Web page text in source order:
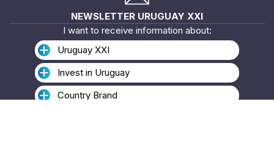
NEWSLETTER URUGUAY XXI
I want to receive information about:
Uruguay XXI
Invest in Uruguay
Country Brand